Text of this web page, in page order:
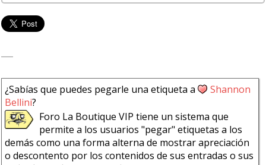
¿Sabías que puedes pegarle una etiqueta a
Shannon
Bellini?
Foro La Boutique VIP tiene un sistema que
permite a los usuarios "pegar" etiquetas a los
demás como una forma alterna de mostrar apreciación
o descontento por los contenidos de sus entradas o sus